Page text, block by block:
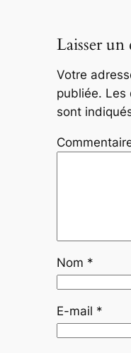
Laisser
Votre
publiée. Les
sont
Nom *
E-mail *